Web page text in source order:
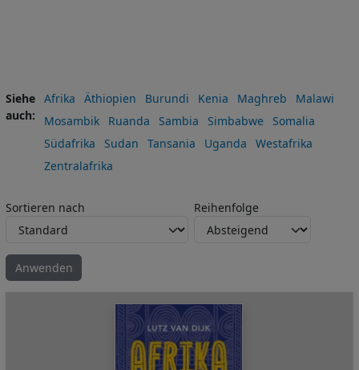
Siehe
auch
Afrika Äthiopien Burundi Kenia Maghreb
Malawi
Mosambik
Ruanda Sambia Simbabwe
Somalia
Südafrika
Sudan Tansania Uganda
Westafrika
Zentralafrika
Sortieren nach Reihenfolge